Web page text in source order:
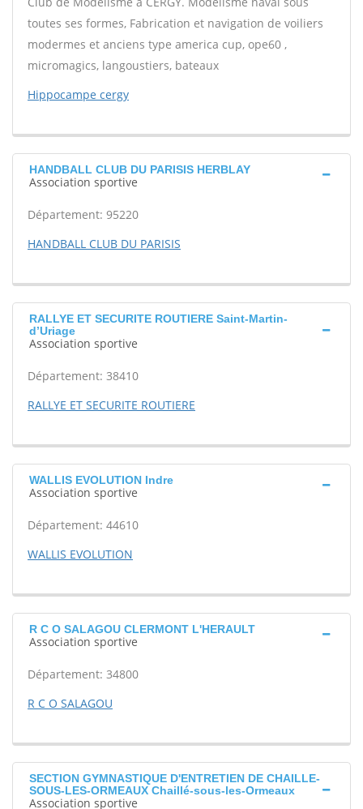
toutes ses formes, Fabrication et navigation de voiliers
modermes et anciens type america cup, ope60 ,
micromagics, langoustiers, bateaux
Hippocampe cergy
HANDBALL CLUB DU PARISIS HERBLAY
Association sportive
Département: 95220
HANDBALL CLUB DU PARISIS
RALLYE ET SECURITE ROUTIERE Saint-Martin-
d’Uriage
Association sportive
Département: 38410
RALLYE ET SECURITE ROUTIERE
WALLIS EVOLUTION Indre
Association sportive
Département: 44610
WALLIS EVOLUTION
R C O SALAGOU CLERMONT L'HERAULT
Association sportive
Département: 34800
R C O SALAGOU
SECTION GYMNASTIQUE D'ENTRETIEN DE CHAILLE-
SOUS-LES-ORMEAUX Chaillé-sous-les-Ormeaux
Association sportive